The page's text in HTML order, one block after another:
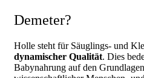
Demeter?
Holle steht für Säuglings- und
dynamischer Qualität. Dies
Babynahrung auf den